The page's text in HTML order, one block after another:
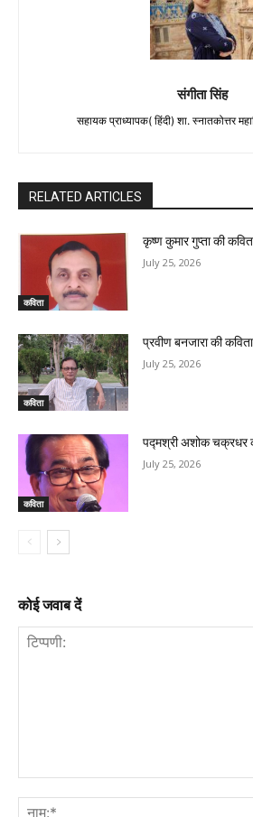
संगीता सिंह
सहायक प्राध्यापक( हिंदी) शा. स्नातकोत्तर
RELATED ARTICLES
कविता
कृष्ण कुमार गुप्ता की
July 25, 2026
कविता
प्रवीण बनजारा की कविता
July 25, 2026
कविता
पद्मश्री अशोक चक्रधर
July 25, 2026
कोई जवाब दें